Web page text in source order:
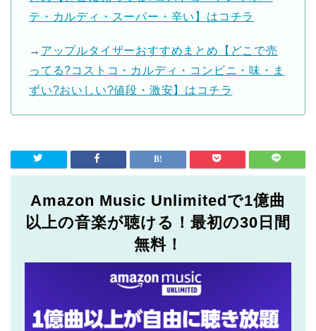
テ・カルディ・スーパー・辛い】はコチラ
→ アップルタイザーおすすめまとめ【どこで売
ってる?コストコ・カルディ・コンビニ・味・ま
ずい?おいしい?値段・激安】はコチラ
Amazon Music Unlimitedで1億曲
以上の音楽が聴ける！最初の30日間
無料！